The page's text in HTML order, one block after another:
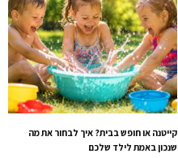
קייטנה או חופש בבית? איך לבחור את מה
שנכון באמת לילד שלכם